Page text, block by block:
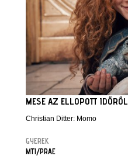
MESE AZ ELLOPOTT IDŐRŐL
Christian Ditter: Momo
GYEREK
MTI/PRAE